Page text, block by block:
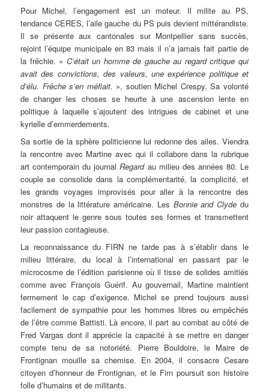
Pour Michel, l’engagement est un moteur. Il milite au PS,
tendance CERES, l’aile gauche du PS puis devient mittérandiste.
Il se présente aux cantonales sur Montpellier sans succès,
rejoint l’équipe municipale en 83 mais il n’a jamais fait partie de
la frêchie. « C’était un homme de gauche au regard critique qui
avait des convictions, des valeurs, une expérience politique et
d’élu. Frêche s’en méfiait. », soutien Michel Crespy. Sa volonté
de changer les choses se heurte à une ascension lente en
politique à laquelle s’ajoutent des intrigues de cabinet et une
kyrielle d’emmerdements.
Sa sortie de la sphère politicienne lui redonne des ailes. Viendra
la rencontre avec Martine avec qui il collabore dans la rubrique
art contemporain du journalRegardau milieu des années 80. Le
couple se consolide dans la complémentarité, la complicité, et
les grands voyages improvisés pour aller à la rencontre des
monstres de la littérature américaine. Les Bonnie and Clyde du
noir attaquent le genre sous toutes ses formes et transmettent
leur passion contagieuse.
La reconnaissance du FIRN ne tarde pas à s’établir dans le
milieu littéraire, du local à l’international en passant par le
microcosme de l’édition parisienne où il tisse de solides amitiés
comme avec François Guérif. Au gouvernail, Martine maintient
fermement le cap d’exigence. Michel se prend toujours aussi
facilement de sympathie pour les hommes libres ou empêchés
de l’être comme Battisti. Là encore, il part au combat au côté de
Fred Vargas dont il apprécie la capacité à se mettre en danger
compte tenu de sa notoriété. Pierre Bouldoire, le Maire de
Frontignan mouille sa chemise. En 2004, il consacre Cesare
citoyen d’honneur de Frontignan, et le Firn poursuit son histoire
folle d’humains et de militants.